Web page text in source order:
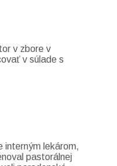
v zbore v
v súlade s
interným lekárom,
pastorálnej